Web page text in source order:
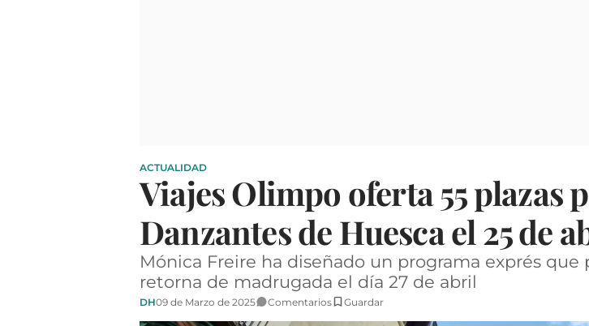
ACTUALIDAD
Viajes Olimpo oferta 55 plazas
Danzantes de Huesca el 25 de
Mónica Freire ha diseñado un programa exprés
retorna de madrugada el día 27 de abril
DH09 de Marzo de 2025 Comentarios Guardar